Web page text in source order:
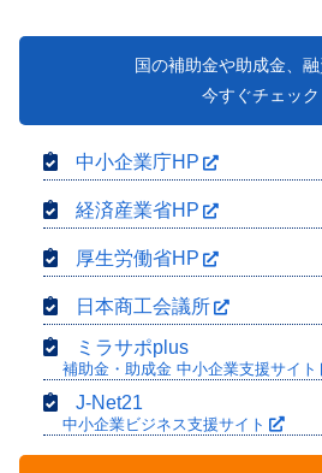
国の補助金や助成金、
今すぐチェック
中小企業庁HP
経済産業省HP
厚生労働省HP
日本商工会議所
ミラサポplus
補助金・助成金 中小企業支援サイト
J-Net21
中小企業ビジネス支援サイト